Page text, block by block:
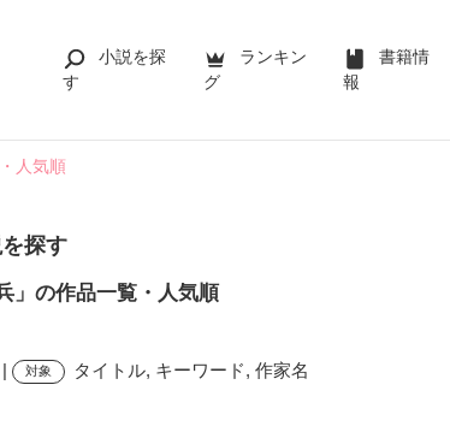
小説を探
す
ランキン
グ
書籍情
報
人気順
探す
」の作品一覧・人気順
|
対象 タイトル, キーワード, 作家名